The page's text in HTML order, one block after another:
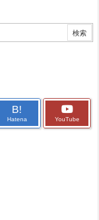
B!
Hatena YouTube